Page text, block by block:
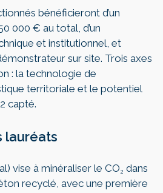
bénéficieront d’un
000 € au total, d’un
et institutionnel, et
sur site. Trois axes
: la technologie de
territoriale et le potentiel
capté.
lauréats
vise à minéraliser le CO₂ dans
recyclé, avec une première